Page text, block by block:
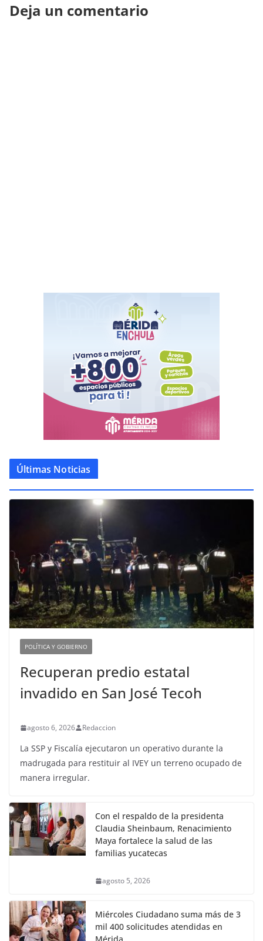
Deja un comentario
Últimas Noticias
POLÍTICA Y GOBIERNO
Recuperan predio estatal
invadido en San José Tecoh
agosto 6, 2026 Redaccion
La SSP y Fiscalía ejecutaron un operativo durante la
madrugada para restituir al IVEY un terreno ocupado de
manera irregular.
Con el respaldo de la presidenta
Claudia Sheinbaum, Renacimiento
Maya fortalece la salud de las
familias yucatecas
agosto 5, 2026
Miércoles Ciudadano suma más de 3
mil 400 solicitudes atendidas en